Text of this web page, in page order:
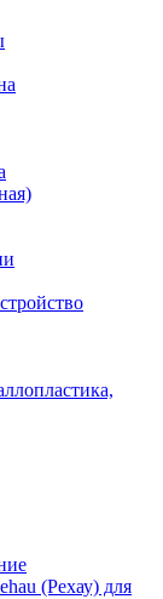
(Рехау) для